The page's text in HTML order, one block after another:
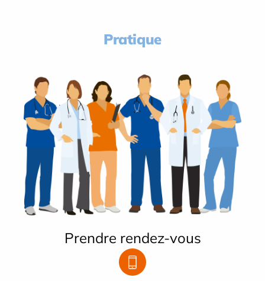
Pratique
Prendre rendez-vous